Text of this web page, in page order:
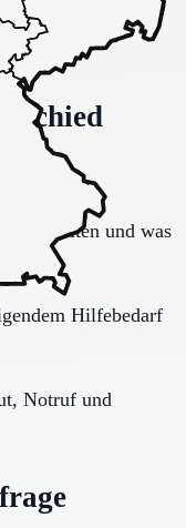
vor der
enthalten und was
Hilfebedarf
Notruf und